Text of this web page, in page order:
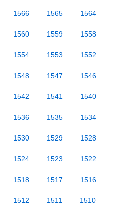
1566 1565 1564
1560 1559 1558
1554 1553 1552
1548 1547 1546
1542 1541 1540
1536 1535 1534
1530 1529 1528
1524 1523 1522
1518 1517 1516
1512 1511 1510